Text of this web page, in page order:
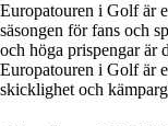
Europatouren i Golf är
säsongen för fans och
och höga prispengar är
Europatouren i Golf är
skicklighet och